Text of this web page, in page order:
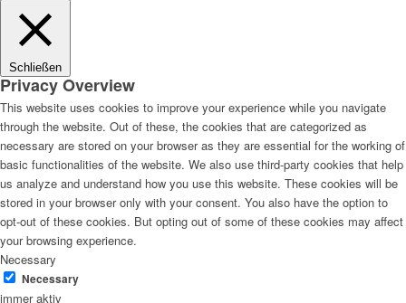
Schließen
Privacy Overview
This website uses cookies to improve your experience while you navigate
through the website. Out of these, the cookies that are categorized as
necessary are stored on your browser as they are essential for the working of
basic functionalities of the website. We also use third-party cookies that help
us analyze and understand how you use this website. These cookies will be
stored in your browser only with your consent. You also have the option to
opt-out of these cookies. But opting out of some of these cookies may affect
your browsing experience.
Necessary
Necessary
immer aktiv